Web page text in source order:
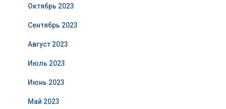
Октябрь 2023
Сентябрь 2023
Август 2023
Июль 2023
Июнь 2023
Май 2023